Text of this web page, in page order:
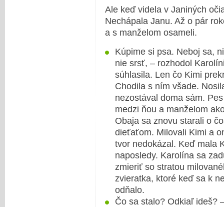
Ale keď videla v Janiných
Nechápala Janu. Až o pár
a s manželom osameli.
Kúpime si psa. Neboj sa,
nie srsť, – rozhodol
súhlasila. Len čo Kimi
Chodila s ním všade.
nezostával doma sám.
medzi ňou a manželom
Obaja sa znovu starali o
dieťaťom. Milovali Kimi a
tvor nedokázal. Keď mala
naposledy. Karolína sa
zmieriť so stratou
zvieratka, ktoré keď sa k
odňalo.
Čo sa stalo? Odkiaľ ideš?